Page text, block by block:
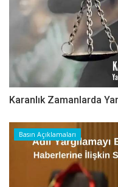
Karanlık Zamanlarda
Basın Açıklamaları